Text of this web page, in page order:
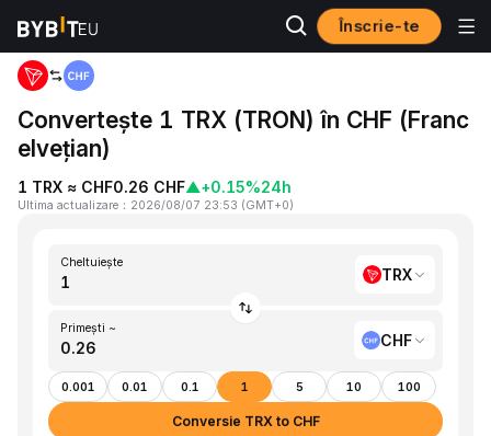
Înscrie-te
Acasă TRX to CHF
Convertește 1 TRX (TRON) în CHF (Franc
elvețian)
1 TRX ≈ CHF0.26 CHF▲+0.15%24h
Ultima actualizare ： 2026/08/07 23:53 (GMT+0)
Cheltuiește
TRX
Primești ~
CHF
0.001 0.01 0.1 1 5 10 100
Conversie TRX to CHF